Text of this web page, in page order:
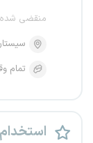
منقضی شده
تمام
استخدام ۳ عنوان شغلی